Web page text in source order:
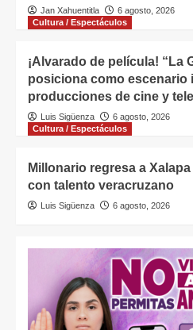
Jan Xahuentitla
6 agosto, 2026
Cultura / Espectáculos
¡Alvarado de película! “La
posiciona como escenario
producciones de cine y
Luis Sigüenza
6 agosto, 2026
Cultura / Espectáculos
Millonario regresa a
con talento veracruzano
Luis Sigüenza 6 agosto, 2026